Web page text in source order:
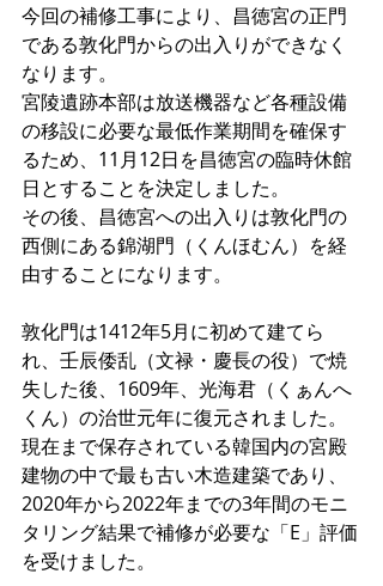
今回の補修工事により、昌徳宮の正門
である敦化門からの出入りができなく
なります。
宮陵遺跡本部は放送機器など各種設備
の移設に必要な最低作業期間を確保す
るため、11月12日を昌徳宮の臨時休館
日とすることを決定しました。
その後、昌徳宮への出入りは敦化門の
西側にある錦湖門（くんほむん）を経
由することになります。
敦化門は1412年5月に初めて建てら
れ、壬辰倭乱（文禄・慶長の役）で焼
失した後、1609年、光海君（くぁんへ
くん）の治世元年に復元されました。
現在まで保存されている韓国内の宮殿
建物の中で最も古い木造建築であり、
2020年から2022年までの3年間のモニ
タリング結果で補修が必要な「E」評価
を受けました。